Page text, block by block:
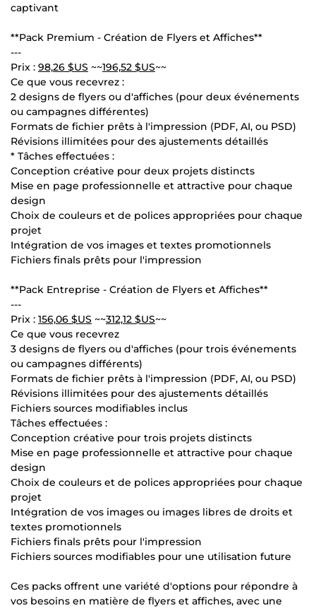
captivant
**Pack Premium - Création de Flyers et Affiches**
---
Prix : 98,26 $US ~~196,52 $US~~
Ce que vous recevrez :
2 designs de flyers ou d'affiches (pour deux événements
ou campagnes différentes)
Formats de fichier prêts à l'impression (PDF, AI, ou PSD)
Révisions illimitées pour des ajustements détaillés
* Tâches effectuées :
Conception créative pour deux projets distincts
Mise en page professionnelle et attractive pour chaque
design
Choix de couleurs et de polices appropriées pour chaque
projet
Intégration de vos images et textes promotionnels
Fichiers finals prêts pour l'impression
**Pack Entreprise - Création de Flyers et Affiches**
---
Prix : 156,06 $US ~~312,12 $US~~
Ce que vous recevrez
3 designs de flyers ou d'affiches (pour trois événements
ou campagnes différents)
Formats de fichier prêts à l'impression (PDF, AI, ou PSD)
Révisions illimitées pour des ajustements détaillés
Fichiers sources modifiables inclus
Tâches effectuées :
Conception créative pour trois projets distincts
Mise en page professionnelle et attractive pour chaque
design
Choix de couleurs et de polices appropriées pour chaque
projet
Intégration de vos images ou images libres de droits et
textes promotionnels
Fichiers finals prêts pour l'impression
Fichiers sources modifiables pour une utilisation future
Ces packs offrent une variété d'options pour répondre à
vos besoins en matière de flyers et affiches, avec une